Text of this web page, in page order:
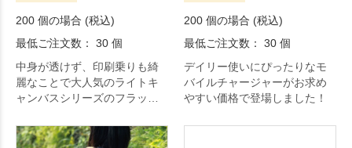
200 個の場合 (税込)
最低ご注文数： 30 個
中身が透けず、印刷乗りも綺
麗なことで大人気のライトキ
ャンバスシリーズのフラット
200 個の場合 (税込)
最低ご注文数： 30 個
デイリー使いにぴったりなモ
バイルチャージャーがお求め
やすい価格で登場しました！